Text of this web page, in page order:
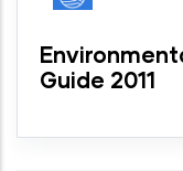
Guide 2011